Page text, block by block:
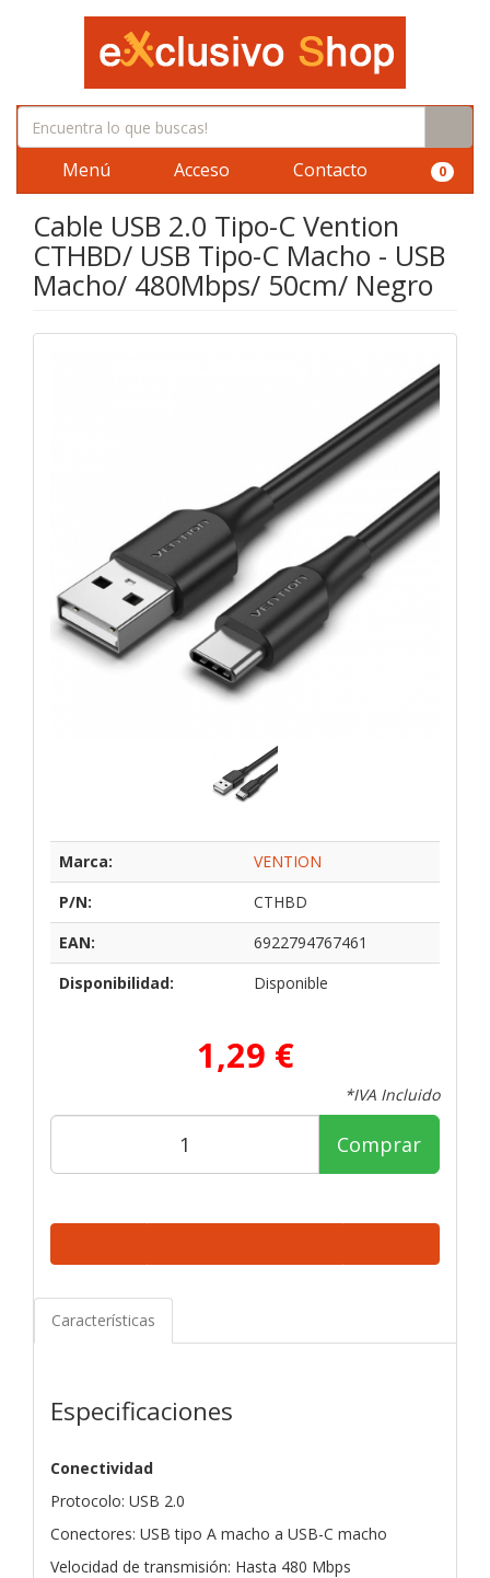
Menú Acceso Contacto 0
Cable USB 2.0 Tipo-C Vention
CTHBD/ USB Tipo-C Macho - USB
Macho/ 480Mbps/ 50cm/ Negro
Marca:
VENTION
P/N:
CTHBD
EAN:
6922794767461
Disponibilidad:
Disponible
1,29 €
*IVA Incluido
Comprar
Características
Especificaciones
Conectividad
Protocolo: USB 2.0
Conectores: USB tipo A macho a USB-C macho
Velocidad de transmisión: Hasta 480 Mbps